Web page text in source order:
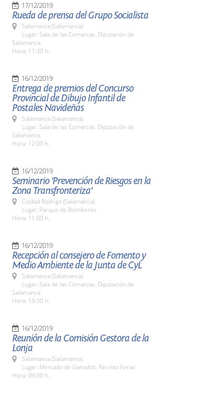
17/12/2019
Rueda de prensa del Grupo Socialista
Salamanca (Salamanca)
Lugar: Sala de las Comarcas. Diputación de
Salamanca
Hora: 11:30 h.
16/12/2019
Entrega de premios del Concurso
Provincial de Dibujo Infantil de
Postales Navideñas
Salamanca (Salamanca)
Lugar: Sala de las Comarcas. Diputación de
Salamanca
Hora: 12:00 h.
16/12/2019
Seminario 'Prevención de Riesgos en la
Zona Transfronteriza'
Ciudad Rodrigo (Salamanca)
Lugar: Parque de Bomberos
Hora: 11:00 h.
16/12/2019
Recepción al consejero de Fomento y
Medio Ambiente de la Junta de CyL
Salamanca (Salamanca)
Lugar: Sala de las Comarcas. Diputación de
Salamanca
Hora: 10:30 h.
16/12/2019
Reunión de la Comisión Gestora de la
Lonja
Salamanca (Salamanca)
Lugar: Mercado de Ganados. Recinto Ferial
Hora: 09:00 h.